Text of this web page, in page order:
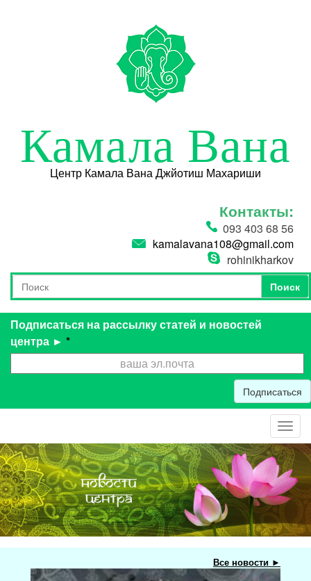
Камала Вана
Центр Камала Вана Джйотиш Махариши
Контакты:
093 403 68 56
kamalavana108@gmail.com
rohinikharkov
Форма поиска
Поиск
Поиск
Подписаться на рассылку статей и новостей
центра ► *
Подписаться
Все новости ►